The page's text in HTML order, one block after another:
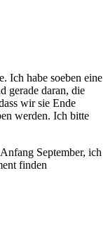
Ich habe soeben eine
gerade daran, die
wir sie Ende
werden. Ich bitte
September, ich
finden